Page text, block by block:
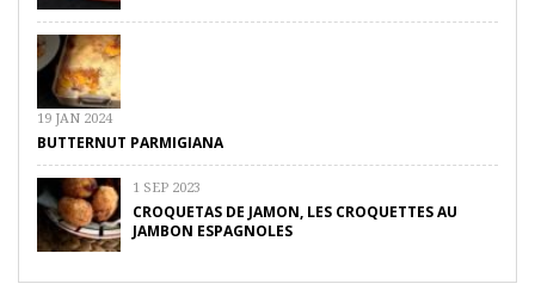
19 JAN 2024
BUTTERNUT PARMIGIANA
1 SEP 2023
CROQUETAS DE JAMON, LES CROQUETTES AU
JAMBON ESPAGNOLES